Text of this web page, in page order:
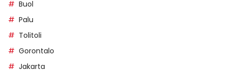
Buol
Palu
Tolitoli
Gorontalo
Jakarta